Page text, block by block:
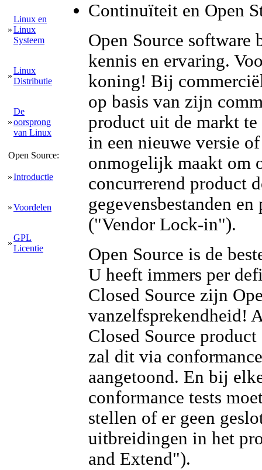
»
Linux en
Linux
Systeem
»
Linux
Distributie
»
De
oorsprong
van Linux
Open Source:
»Introductie
»Voordelen
»
GPL
Licentie
Continuïteit en Open
Open Source software
kennis en ervaring.
koning! Bij
op basis van zijn
product uit de markt
in een nieuwe versie
onmogelijk maakt om
concurrerend product
gegevensbestanden
("Vendor Lock-in").
Open Source is de
U heeft immers per
Closed Source zijn
vanzelfsprekendheid!
Closed Source
zal dit via
aangetoond. En bij
conformance tests
stellen of er geen
uitbreidingen in het
and Extend").